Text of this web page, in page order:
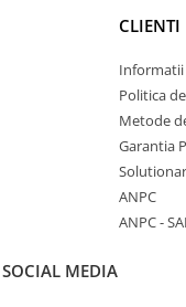
CLIENTI
Politica
Metode
Garantia
ANPC
ANPC -
MEDIA